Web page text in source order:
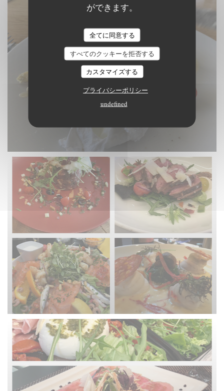
ができます。
全てに同意する
すべてのクッキーを拒否する
カスタマイズする
プライバシーポリシー
undefined